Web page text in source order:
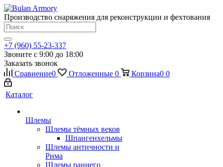
Производство снаряжения для реконструкции и фехтования
+7 (960) 55-23-337
Звоните с 9:00 до 18:00
Заказать звонок
Сравнение0 Отложенные 0 Корзина0 0
Каталог
Шлемы
Шлемы тёмных веков
Шпангенхельмы
Шлемы античности и
Рима
Шлемы раннего